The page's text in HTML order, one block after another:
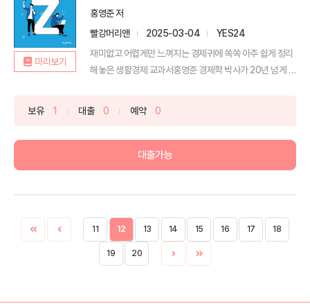
미리보기
홍영준 저
빨강머리앤
2025-03-04
YES24
재미없고 어렵게만 느껴지는 경제귀에 쏙쏙 아주 쉽게 정리
해놓은 생활경제 교과서홍영준 경제학 박사가 20년 넘게 대
보유 1 대출 0 예약 0
대출가능
11 12 13 14 15 16 17 18
19 20